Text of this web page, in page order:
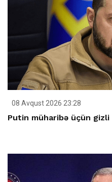
08 Avqust 2026 23:28
Putin müharibə üçün gizli